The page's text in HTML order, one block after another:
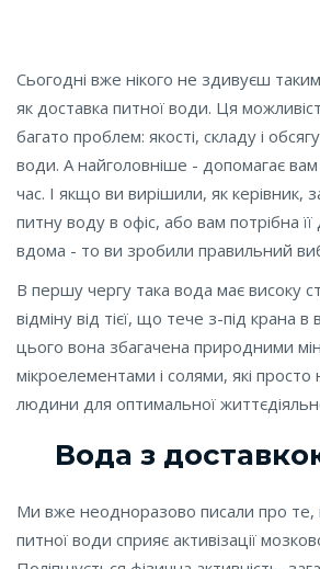
Сьогодні вже нікого не здивуєш
як доставка питної води. Ця
багато проблем: якості, складу і
води. А найголовніше - допомагає
час. І якщо ви вирішили, як керівник,
питну воду в офіс, або вам потрібна
вдома - то ви зробили правильний
В першу чергу така вода має високу
відміну від тієї, що тече з-під крана в
цього вона збагачена природними
мікроелементами і солями, які просто
людини для оптимальної
Вода з
Ми вже неодноразово писали про
питної води сприяє активізації